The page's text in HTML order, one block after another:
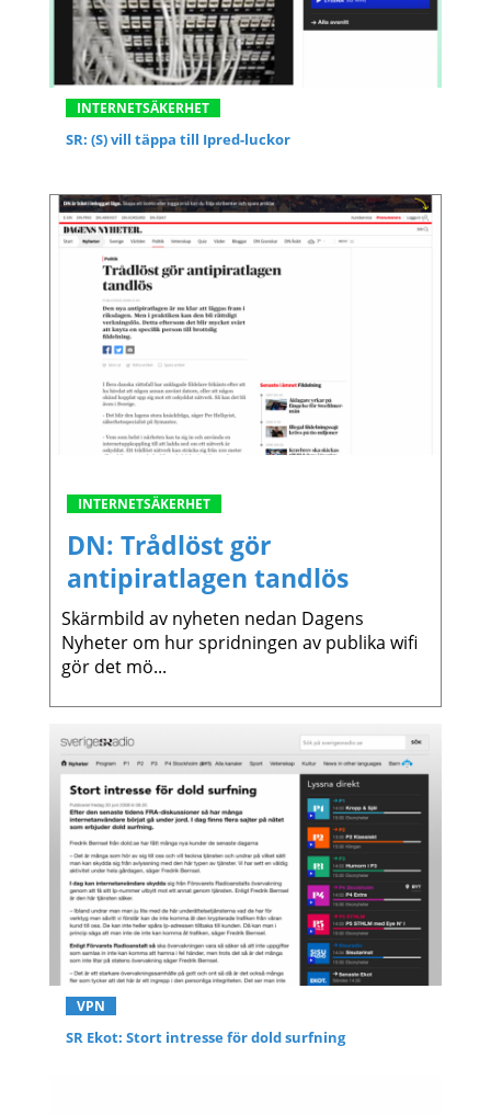
INTERNETSÄKERHET
SR: (S) vill täppa till Ipred-luckor
INTERNETSÄKERHET
DN: Trådlöst gör
antipiratlagen tandlös
Skärmbild av nyheten nedan Dagens
Nyheter om hur spridningen av publika wifi
gör det mö...
VPN
SR Ekot: Stort intresse för dold surfning